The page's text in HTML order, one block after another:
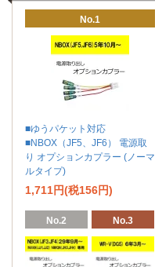
No.1
■ゆうパケット対応
■NBOX（JF5、JF6） 電源取
り オプションカプラー (ノーマ
ルタイプ)
1,711円(税156円)
No.2 No.3